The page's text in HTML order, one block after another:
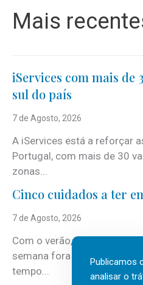
Mais
iServices com mais de
sul do país
7 de Agosto, 2026
A iServices está a reforçar
Portugal, com mais de 30
zonas...
Cinco cuidados a ter
7 de Agosto, 2026
Com o verão, chegam
semana fora e os dias em
tempo...
Publicamos
analisar o